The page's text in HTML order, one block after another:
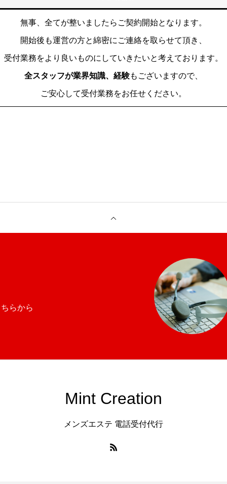
無事、全てが整いましたらご契約開始となります。
開始後も運営の方と綿密にご連絡を取らせて頂き、
受付業務をより良いものにしていきたいと考えております。
全スタッフが業界知識、経験もございますので、
ご安心して受付業務をお任せください。
らから
Mint Creation
メンズエステ 電話受付代行